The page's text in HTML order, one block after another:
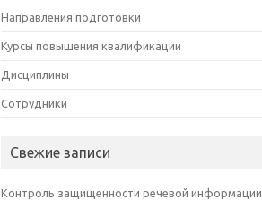
Направления подготовки
Курсы повышения квалификации
Дисциплины
Сотрудники
Свежие записи
Контроль защищенности речевой информации